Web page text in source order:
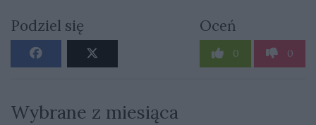
Podziel się Oceń
0 0
Wybrane z miesiąca